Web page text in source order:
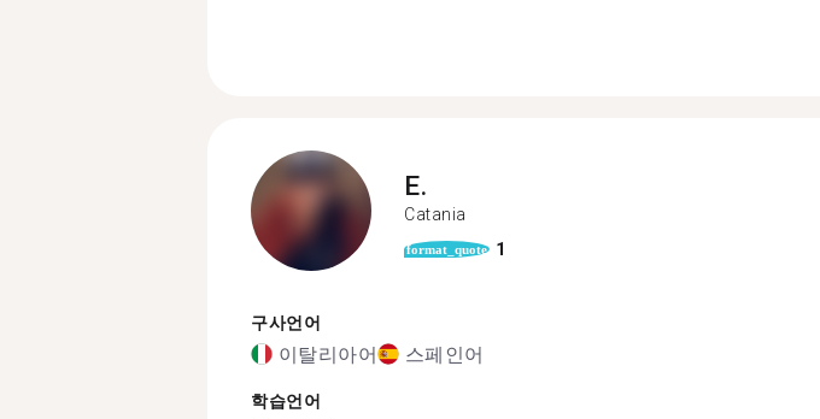
E.
Catania
format_quote 1
구사언어
이탈리아어 스페인어
학습언어